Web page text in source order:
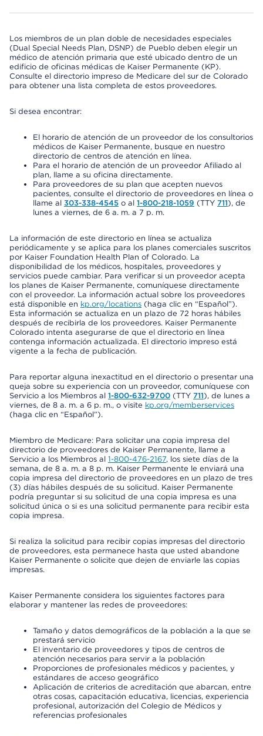
Los miembros de un plan doble de necesidades especiales
(Dual Special Needs Plan, DSNP) de Pueblo deben elegir un
médico de atención primaria que esté ubicado dentro de un
edificio de oficinas médicas de Kaiser Permanente (KP).
Consulte el directorio impreso de Medicare del sur de Colorado
para obtener una lista completa de estos proveedores.
Si desea encontrar:
El horario de atención de un proveedor de los consultorios
médicos de Kaiser Permanente, busque en nuestro
directorio de centros de atención en línea.
Para el horario de atención de un proveedor Afiliado al
plan, llame a su oficina directamente.
Para proveedores de su plan que acepten nuevos
pacientes, consulte el directorio de proveedores en línea o
llame al 303-338-4545 o al 1-800-218-1059 (TTY 711), de
lunes a viernes, de 6 a. m. a 7 p. m.
La información de este directorio en línea se actualiza
periódicamente y se aplica para los planes comerciales suscritos
por Kaiser Foundation Health Plan of Colorado. La
disponibilidad de los médicos, hospitales, proveedores y
servicios puede cambiar. Para verificar si un proveedor acepta
los planes de Kaiser Permanente, comuníquese directamente
con el proveedor. La información actual sobre los proveedores
está disponible en kp.org/locations (haga clic en “Español”).
Esta información se actualiza en un plazo de 72 horas hábiles
después de recibirla de los proveedores. Kaiser Permanente
Colorado intenta asegurarse de que el directorio en línea
contenga información actualizada. El directorio impreso está
vigente a la fecha de publicación.
Para reportar alguna inexactitud en el directorio o presentar una
queja sobre su experiencia con un proveedor, comuníquese con
Servicio a los Miembros al 1-800-632-9700 (TTY 711), de lunes a
viernes, de 8 a. m. a 6 p. m., o visite kp.org/memberservices
(haga clic en “Español”).
Miembro de Medicare: Para solicitar una copia impresa del
directorio de proveedores de Kaiser Permanente, llame a
Servicio a los Miembros al 1-800-476-2167, los siete días de la
semana, de 8 a. m. a 8 p. m. Kaiser Permanente le enviará una
copia impresa del directorio de proveedores en un plazo de tres
(3) días hábiles después de su solicitud. Kaiser Permanente
podría preguntar si su solicitud de una copia impresa es una
solicitud única o si es una solicitud permanente para recibir esta
copia impresa.
Si realiza la solicitud para recibir copias impresas del directorio
de proveedores, esta permanece hasta que usted abandone
Kaiser Permanente o solicite que dejen de enviarle las copias
impresas.
Kaiser Permanente considera los siguientes factores para
elaborar y mantener las redes de proveedores:
Tamaño y datos demográficos de la población a la que se
prestará servicio
El inventario de proveedores y tipos de centros de
atención necesarios para servir a la población
Proporciones de profesionales médicos y pacientes, y
estándares de acceso geográfico
Aplicación de criterios de acreditación que abarcan, entre
otras cosas, capacitación educativa, licencias, experiencia
profesional, autorización del Colegio de Médicos y
referencias profesionales